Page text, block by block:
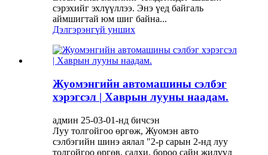
сэрэхийг эхлүүллээ. Энэ үед байгаль
аймшигтай юм шиг байна...
Дэлгэрэнгүй унших
Жуомэнгийн автомашины сэлбэг
хэрэгсэл | Хаврын лууны наадам.
админ 25-03-01-нд бичсэн
Луу толгойгоо өргөж, Жуомэн авто
сэлбэгийн шинэ аялал "2-р сарын 2-нд луу
толгойгоо өргөв, салхи, бороо сайн жилүүд